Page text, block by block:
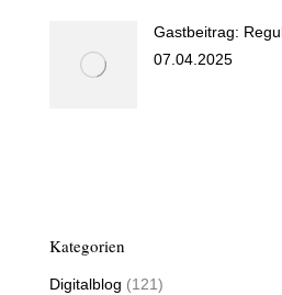
Gastbeitrag:
07.04.2025
Kategorien
Digitalblog (121)